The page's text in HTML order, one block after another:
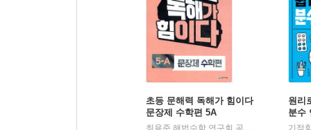
초등 문해력 독해가 힘이다
문장제 수학편 5A
최용준,해법수학 연구회 공저
천재교육
원리
분수
기적